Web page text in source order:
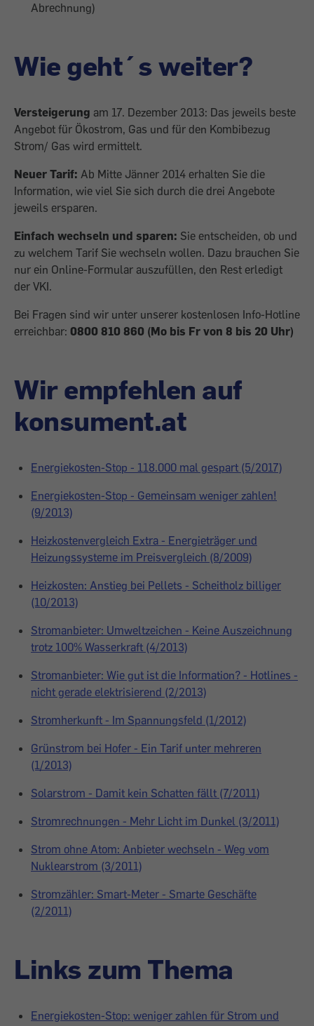
Abrechnung)
Wie geht´s weiter?
Versteigerung am 17. Dezember 2013: Das jeweils beste
Angebot für Ökostrom, Gas und für den Kombibezug
Strom/ Gas wird ermittelt.
Neuer Tarif: Ab Mitte Jänner 2014 erhalten Sie die
Information, wie viel Sie sich durch die drei Angebote
jeweils ersparen.
Einfach wechseln und sparen: Sie entscheiden, ob und
zu welchem Tarif Sie wechseln wollen. Dazu brauchen Sie
nur ein Online-Formular auszufüllen, den Rest erledigt
der VKI.
Bei Fragen sind wir unter unserer kostenlosen Info-Hotline
erreichbar: 0800 810 860 (Mo bis Fr von 8 bis 20 Uhr)
Wir empfehlen auf
konsument.at
Energiekosten-Stop - 118.000 mal gespart (5/2017)
Energiekosten-Stop - Gemeinsam weniger zahlen!
(9/2013)
Heizkostenvergleich Extra - Energieträger und
Heizungssysteme im Preisvergleich (8/2009)
Heizkosten: Anstieg bei Pellets - Scheitholz billiger
(10/2013)
Stromanbieter: Umweltzeichen - Keine Auszeichnung
trotz 100% Wasserkraft (4/2013)
Stromanbieter: Wie gut ist die Information? - Hotlines -
nicht gerade elektrisierend (2/2013)
Stromherkunft - Im Spannungsfeld (1/2012)
Grünstrom bei Hofer - Ein Tarif unter mehreren
(1/2013)
Solarstrom - Damit kein Schatten fällt (7/2011)
Stromrechnungen - Mehr Licht im Dunkel (3/2011)
Strom ohne Atom: Anbieter wechseln - Weg vom
Nuklearstrom (3/2011)
Stromzähler: Smart-Meter - Smarte Geschäfte
(2/2011)
Links zum Thema
Energiekosten-Stop: weniger zahlen für Strom und